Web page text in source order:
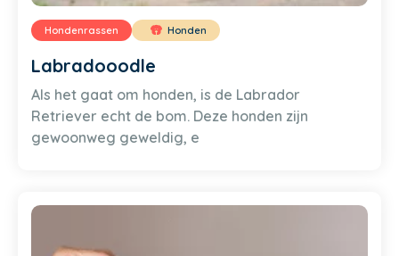
Hondenrassen Honden
Labradooodle
Als het gaat om honden, is de Labrador
Retriever echt de bom. Deze honden zijn
gewoonweg geweldig, e